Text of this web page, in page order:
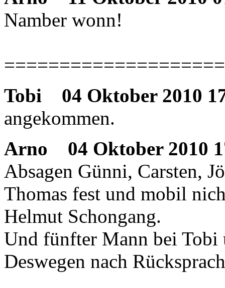
Namber wonn!
Tobi
04 Oktober 2010
angekommen.
Arno
04 Oktober 2010
Absagen Günni, Carsten,
Thomas fest und mobil
Helmut Schongang.
Und fünfter Mann bei Tobi
Deswegen nach